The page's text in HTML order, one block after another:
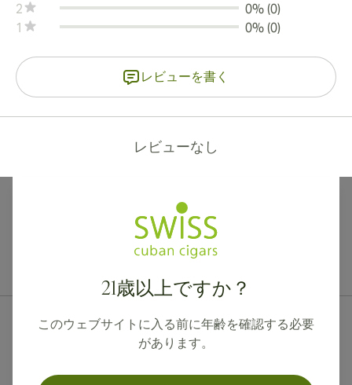
2
0% (0)
1
0% (0)
レビューを書く
レビューなし
21歳以上ですか？
このウェブサイトに入る前に年齢を確認する必要
があります。